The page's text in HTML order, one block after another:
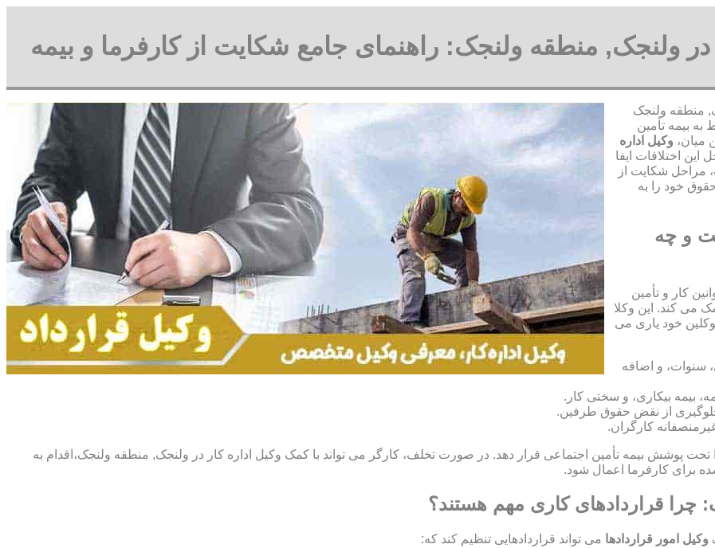
در ولنجک, منطقه ولنجک: راهنمای جامع شکایت از کارفرما و بیمه
منطقه ولنجک
بیمه تأمین
میان، وکیل اداره
اختلافات ایفا
مراحل شکایت از
خود را به
و چه
کار و تأمین
می کند. این وکلا
خود یاری می
سنوات، و اضافه
بیمه بیکاری، و سختی کار.
جلوگیری از نقض حقوق طرفین.
کارگران.
خود را تحت پوشش بیمه تأمین اجتماعی قرار دهد. در صورت تخلف، کارگر می تواند با کمک وکیل اداره کار در ولنجک, منطقه ولنجک،اقدام به
چرا قراردادهای کاری مهم هستند؟
وکیل امور قراردادها می تواند قراردادهایی تنظیم کند که: